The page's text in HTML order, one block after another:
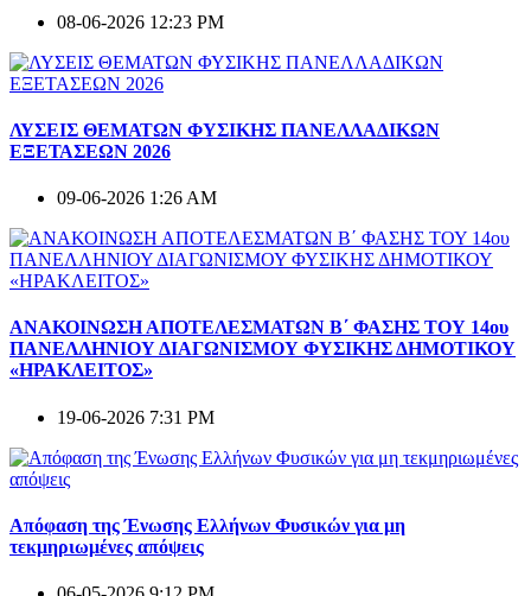
08-06-2026 12:23 PM
ΛΥΣΕΙΣ ΘΕΜΑΤΩΝ ΦΥΣΙΚΗΣ ΠΑΝΕΛΛΑΔΙΚΩΝ
ΕΞΕΤΑΣΕΩΝ 2026
09-06-2026 1:26 AM
ΑΝΑΚΟΙΝΩΣΗ ΑΠΟΤΕΛΕΣΜΑΤΩΝ Β΄ ΦΑΣΗΣ ΤΟΥ 14ου
ΠΑΝΕΛΛΗΝΙΟΥ ΔΙΑΓΩΝΙΣΜΟΥ ΦΥΣΙΚΗΣ ΔΗΜΟΤΙΚΟΥ
«ΗΡΑΚΛΕΙΤΟΣ»
19-06-2026 7:31 PM
Απόφαση της Ένωσης Ελλήνων Φυσικών για μη
τεκμηριωμένες απόψεις